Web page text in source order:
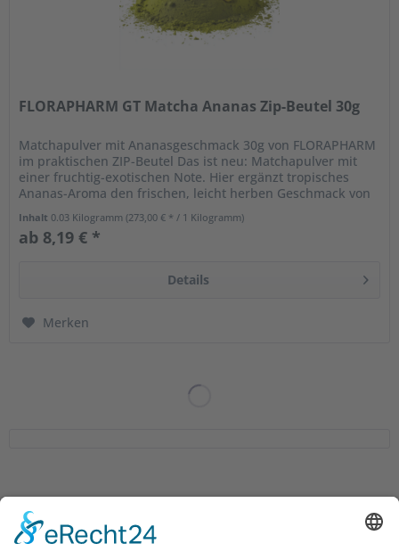
FLORAPHARM GT Matcha Ananas Zip-Beutel 30g
Matchapulver mit Ananasgeschmack 30g von FLORAPHARM
im praktischen ZIP-Beutel Das ist neu: Matchapulver mit
einer fruchtig-exotischen Note. Hier ergänzt tropisches
Ananas-Aroma den frischen, leicht herben Geschmack von
Inhalt 0.03 Kilogramm(273,00 € * / 1 Kilogramm)
ab 8,19 € *
Details
Merken
Service Hotline